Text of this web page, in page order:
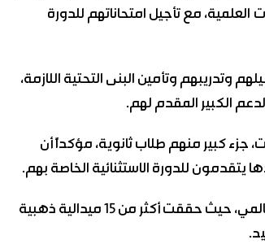
مع تأجيل امتحاناتهم للدورة
وتدريبهم وتأمين البنى التحتية اللازمة،
الكبير المقدم لهم.
جزء كبير منهم طلاب ثانوية، مؤكداً أن
يتقدمون للدورة الاستثنائية الخاصة بهم.
ونوه “العظمة” إلى ان الفرق السورية تحقق إنجازات كبيرة في المستوى العالمي، حيث حققت أكثر من 15 ميدالية ذهبية